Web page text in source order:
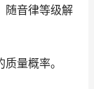
随音律等级解
量概率。